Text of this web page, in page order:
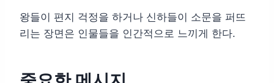
왕들이 편지 걱정을 하거나 신하들이 소문을 퍼뜨
리는 장면은 인물들을 인간적으로 느끼게 한다.